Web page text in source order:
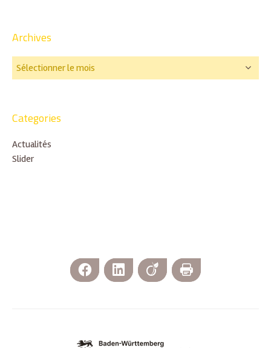
Archives
Categories
Actualités
Slider
Facebook LinkedIn Viadeo